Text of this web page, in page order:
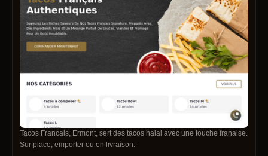
Tacos Francais, Ermont, sert des tacos halal avec une touche franaise.
Sur place, emporter ou en livraison.